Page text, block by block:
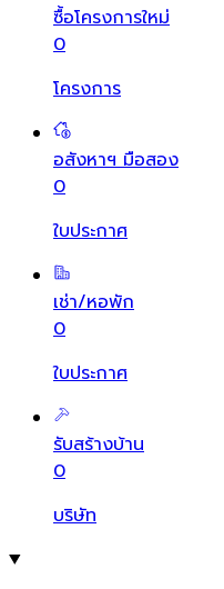
ซื้อโครงการใหม่
0
โครงการ
อสังหาฯ มือสอง
0
ใบประกาศ
เช่า/หอพัก
0
ใบประกาศ
รับสร้างบ้าน
0
บริษัท